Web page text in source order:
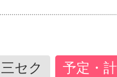
セク 予定・